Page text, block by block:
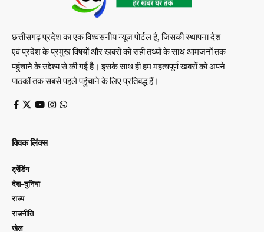
छत्तीसगढ़ प्रदेश का एक विश्वसनीय न्यूज पोर्टल है, जिसकी स्थापना देश
एवं प्रदेश के प्रमुख विषयों और खबरों को सही तथ्यों के साथ आमजनों तक
पहुंचाने के उद्देश्य से की गई है। इसके साथ ही हम महत्वपूर्ण खबरों को अपने
पाठकों तक सबसे पहले पहुंचाने के लिए प्रतिबद्ध हैं।
क्विक लिंक्स
ट्रेंडिंग
देश-दुनिया
राज्य
राजनीति
खेल